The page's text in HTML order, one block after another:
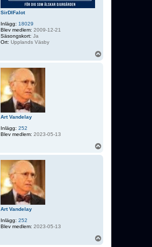
SirDIFalot
Inlägg: 18029
Blev medlem: 2009-12-21
Säsongskort: Ja
Ort: Upplands Väsby
Art Vandelay
Inlägg: 252
Blev medlem: 2023-05-13
Art Vandelay
Inlägg: 252
Blev medlem: 2023-05-13